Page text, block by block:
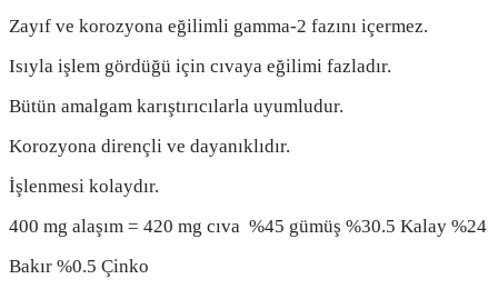
Zayıf ve korozyona eğilimli gamma-2 fazını içermez.
Isıyla işlem gördüğü için cıvaya eğilimi fazladır.
Bütün amalgam karıştırıcılarla uyumludur.
Korozyona dirençli ve dayanıklıdır.
İşlenmesi kolaydır.
400 mg alaşım = 420 mg cıva %45 gümüş %30.5 Kalay %24
Bakır %0.5 Çinko